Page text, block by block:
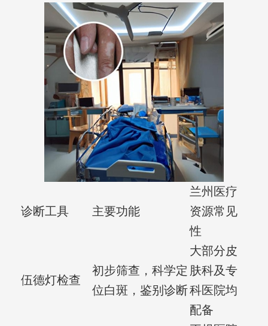
诊断工具 主要功能
兰州医疗
资源常见
性
伍德灯检查
初步筛查，科学定
位白斑，鉴别诊断
大部分皮
肤科及专
科医院均
配备